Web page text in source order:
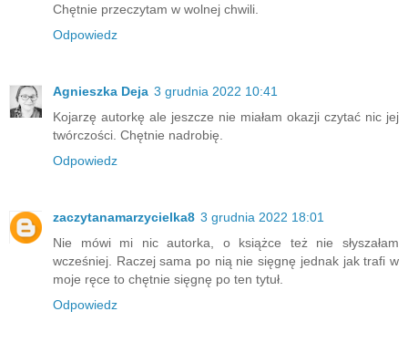
Chętnie przeczytam w wolnej chwili.
Odpowiedz
Agnieszka Deja 3 grudnia 2022 10:41
Kojarzę autorkę ale jeszcze nie miałam okazji czytać nic jej
twórczości. Chętnie nadrobię.
Odpowiedz
zaczytanamarzycielka8 3 grudnia 2022 18:01
Nie mówi mi nic autorka, o książce też nie słyszałam
wcześniej. Raczej sama po nią nie sięgnę jednak jak trafi w
moje ręce to chętnie sięgnę po ten tytuł.
Odpowiedz